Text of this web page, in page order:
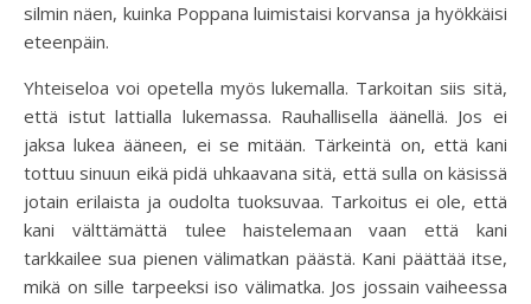
silmin näen, kuinka Poppana luimistaisi korvansa ja hyökkäisi
eteenpäin.
Yhteiseloa voi opetella myös lukemalla. Tarkoitan siis sitä,
että istut lattialla lukemassa. Rauhallisella äänellä. Jos ei
jaksa lukea ääneen, ei se mitään. Tärkeintä on, että kani
tottuu sinuun eikä pidä uhkaavana sitä, että sulla on käsissä
jotain erilaista ja oudolta tuoksuvaa. Tarkoitus ei ole, että
kani välttämättä tulee haistelemaan vaan että kani
tarkkailee sua pienen välimatkan päästä. Kani päättää itse,
mikä on sille tarpeeksi iso välimatka. Jos jossain vaiheessa